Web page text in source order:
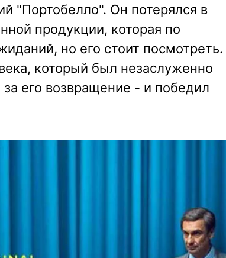
"Портобелло". Он потерялся в
продукции, которая по
но его стоит посмотреть.
который был незаслуженно
его возвращение - и победил